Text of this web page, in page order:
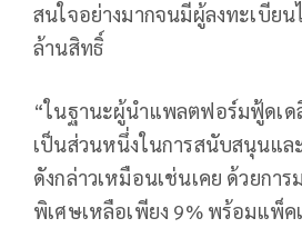
สนใจอย่างมากจนมีผู้ลงทะเบียน
ล้านสิทธิ์
“ในฐานะผู้นำแพลตฟอร์มฟู้ดเด
เป็นส่วนหนึ่งในการสนับสนุนแล
ดังกล่าวเหมือนเช่นเคย ด้วยกา
พิเศษเหลือเพียง 9% พร้อมแพ็